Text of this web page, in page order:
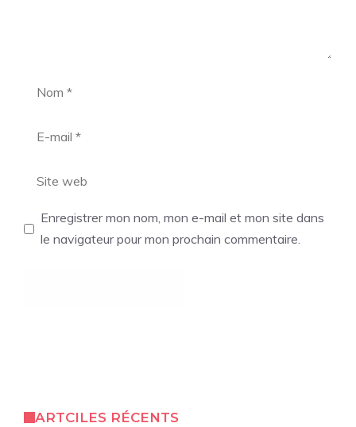
Enregistrer mon nom, mon e-mail et mon site dans
le navigateur pour mon prochain commentaire.
ARTCILES RÉCENTS